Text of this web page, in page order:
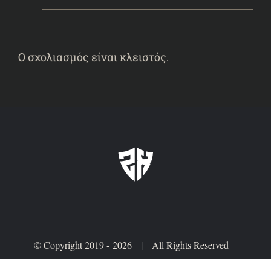
Ο σχολιασμός είναι κλειστός.
© Copyright 2019 - 2026 | All Rights Reserved